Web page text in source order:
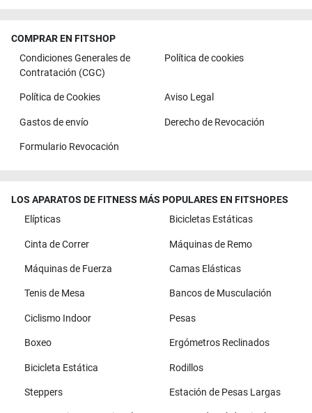
COMPRAR EN FITSHOP
Condiciones Generales de
Contratación (CGC)
Política de cookies
Política de Cookies Aviso Legal
Gastos de envío Derecho de Revocación
Formulario Revocación
LOS APARATOS DE FITNESS MÁS POPULARES EN FITSHOP.ES
Elípticas
Bicicletas Estáticas
Cinta de Correr Máquinas de Remo
Máquinas de Fuerza Camas Elásticas
Tenis de Mesa Bancos de Musculación
Ciclismo Indoor Pesas
Boxeo Ergómetros Reclinados
Bicicleta Estática Rodillos
Steppers Estación de Pesas Largas